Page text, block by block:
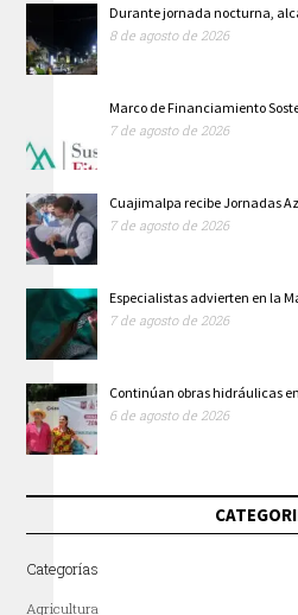
Durante jornada nocturna,
8 de agosto de 2026
Marco de Financiamiento
7 de agosto de 2026
Cuajimalpa recibe Jornadas
7 de agosto de 2026
Especialistas advierten en la
7 de agosto de 2026
Continúan obras hidráulicas
6 de agosto de 2026
Categorías
Agricultura